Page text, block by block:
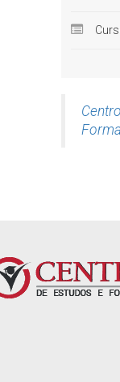
em
uma
da